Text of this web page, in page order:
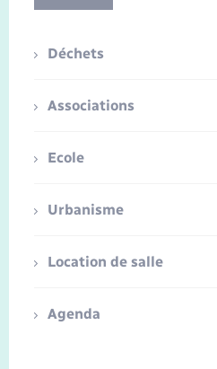
Déchets
Associations
Ecole
Urbanisme
Location de salle
Agenda